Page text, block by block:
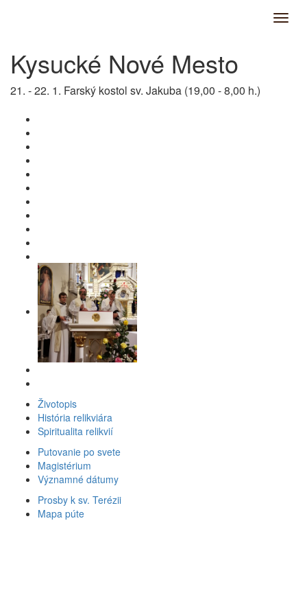
Kysucké Nové Mesto
21. - 22. 1. Farský kostol sv. Jakuba (19,00 - 8,00 h.)
Životopis
História relikviára
Spiritualita relikvií
Putovanie po svete
Magistérium
Významné dátumy
Prosby k sv. Terézii
Mapa púte